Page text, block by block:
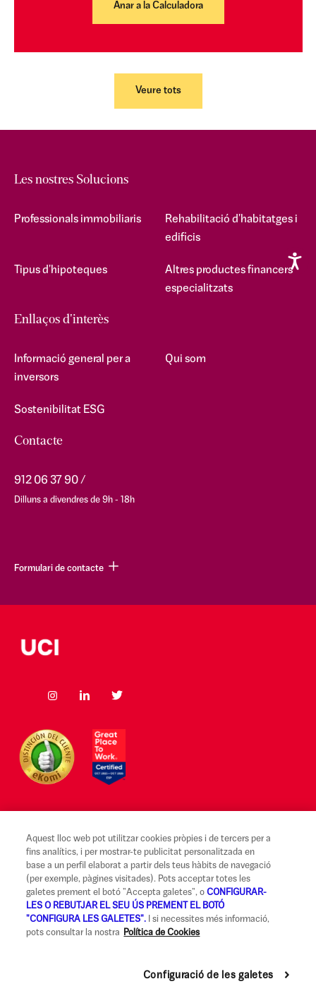
Anar a la Calculadora
Veure tots
Les nostres Solucions
Professionals immobiliaris
Rehabilitació d'habitatges i
edificis
Tipus d'hipoteques
Altres productes financers
especialitzats
Enllaços d'interès
Informació general per a
inversors
Qui som
Sostenibilitat ESG
Contacte
912 06 37 90
Dilluns a divendres de 9h - 18h
Formulari de contacte
Avís legal i Condicions d'ús
Canal Alerta Ètica
Reclamacions
Codi de Bones Pràctiques
Aquest lloc web pot utilitzar cookies pròpies i de tercers per a
fins analítics, i per mostrar-te publicitat personalitzada en
base a un perfil elaborat a partir dels teus hàbits de navegació
(per exemple, pàgines visitades). Pots acceptar totes les
galetes prement el botó "Accepta galetes", oCONFIGURAR-
LES O REBUTJAR EL SEU ÚS PREMENT EL BOTÓ
"CONFIGURA LES GALETES". I si necessites més informació,
pots consultar la nostra
Política de Cookies
Configuració de les galetes